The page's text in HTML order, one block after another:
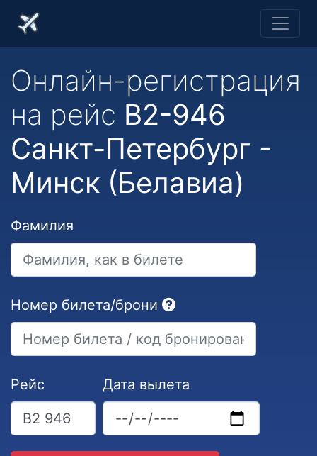
Онлайн-регистрация
на рейс B2-946
Санкт-Петербург -
Минск (Белавиа)
Фамилия
Номер билета/брони
Рейс Дата вылета